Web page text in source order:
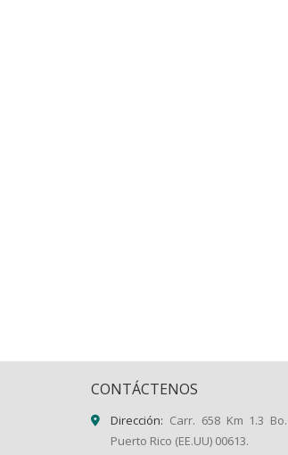
CONTÁCTENOS
Dirección: Carr. 658 Km 1.3
Puerto Rico (EE.UU) 00613.